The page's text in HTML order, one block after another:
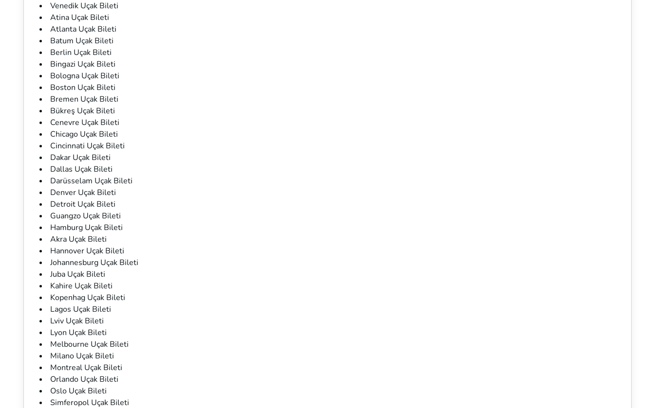
Venedik Uçak Bileti
Atina Uçak Bileti
Atlanta Uçak Bileti
Batum Uçak Bileti
Berlin Uçak Bileti
Bingazi Uçak Bileti
Bologna Uçak Bileti
Boston Uçak Bileti
Bremen Uçak Bileti
Bükreş Uçak Bileti
Cenevre Uçak Bileti
Chicago Uçak Bileti
Cincinnati Uçak Bileti
Dakar Uçak Bileti
Dallas Uçak Bileti
Darüsselam Uçak Bileti
Denver Uçak Bileti
Detroit Uçak Bileti
Guangzo Uçak Bileti
Hamburg Uçak Bileti
Akra Uçak Bileti
Hannover Uçak Bileti
Johannesburg Uçak Bileti
Juba Uçak Bileti
Kahire Uçak Bileti
Kopenhag Uçak Bileti
Lagos Uçak Bileti
Lviv Uçak Bileti
Lyon Uçak Bileti
Melbourne Uçak Bileti
Milano Uçak Bileti
Montreal Uçak Bileti
Orlando Uçak Bileti
Oslo Uçak Bileti
Simferopol Uçak Bileti